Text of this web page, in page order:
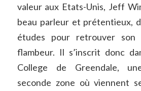
valeur aux Etats-Unis, Jeff
beau parleur et prétentieux,
études pour retrouver
flambeur. Il s’inscrit donc
College de Greendale,
seconde zone où viennent